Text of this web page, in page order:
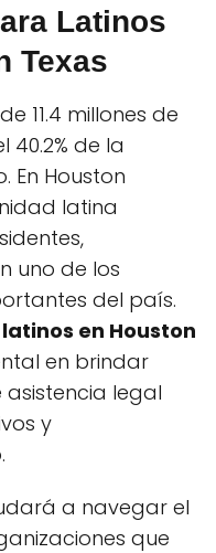
Latinos
Texas
11.4 millones de
40.2% de la
En Houston
latina
uno de los
del país.
en Houston
en brindar
asistencia legal
y
a navegar el
que